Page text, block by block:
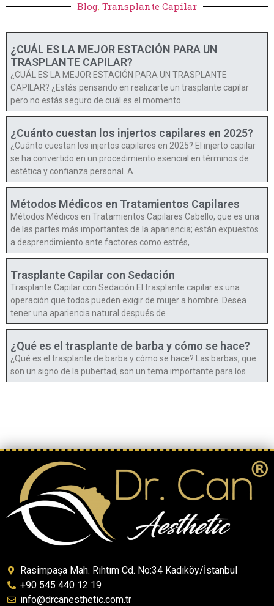
Blog, Transplante Capilar
¿CUÁL ES LA MEJOR ESTACIÓN PARA UN
TRASPLANTE CAPILAR?
¿CUÁL ES LA MEJOR ESTACIÓN PARA UN TRASPLANTE
CAPILAR? ¿Estás pensando en realizarte un trasplante capilar
pero no estás seguro de cuál es el momento
¿Cuánto cuestan los injertos capilares en 2025?
¿Cuánto cuestan los injertos capilares en 2025? El injerto capilar
se ha convertido en un procedimiento esencial en términos de
estética y confianza personal. A
Métodos Médicos en Tratamientos Capilares
Métodos Médicos en Tratamientos Capilares Cabello, que es una
de las partes más importantes de la apariencia; están expuestos
a desprendimiento ante factores como estrés,
Trasplante Capilar con Sedación
Trasplante Capilar con Sedación El trasplante capilar es una
operación que todos pueden exigir de mujer a hombre. Desea
tener una apariencia natural después de
¿Qué es el trasplante de barba y cómo se hace?
¿Qué es el trasplante de barba y cómo se hace? Las barbas, que
son un signo de la pubertad, son un tema importante para los
Rasimpaşa Mah. Rıhtım Cd. No:34 Kadıköy/İstanbul
+90 545 440 12 19
info@drcanesthetic.com.tr